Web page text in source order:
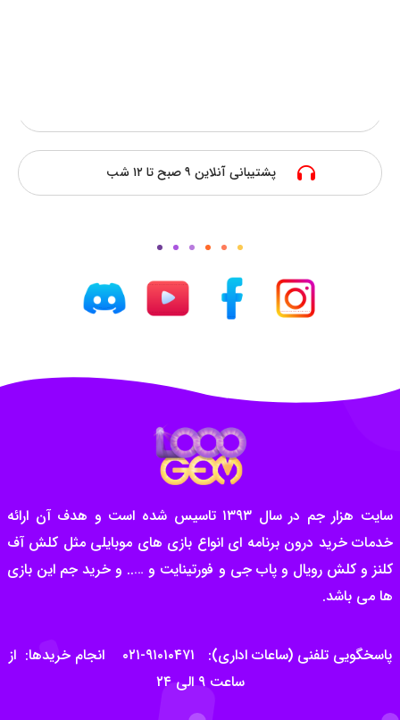
پشتیبانی آنلاین ۹ صبح تا ۱۲ شب
سایت هزار جم در سال ۱۳۹۳ تاسیس شده است و هدف آن ارائه
خدمات خرید درون برنامه ای انواع بازی های موبایلی مثل کلش آف
کلنز و کلش رویال و پاب جی و فورتینایت و ….. و خرید جم این بازی
ها می باشد.
پاسخگویی تلفنی (ساعات اداری): ۹۱۰۱۰۴۷۱-۰۲۱ انجام خریدها: از
ساعت ۹ الی ۲۴